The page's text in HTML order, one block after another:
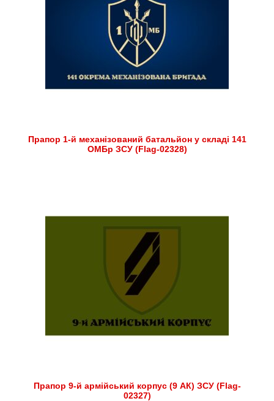
Прапор 1-й механізований батальйон у складі 141
ОМБр ЗСУ (Flag-02328)
Прапор 9-й армійський корпус (9 АК) ЗСУ (Flag-
02327)